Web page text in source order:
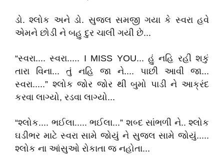
ડો. શ્લોક અને ડો. સુજલ સમજી ગયા કે સ્વરા હવે
એમને છોડી ને બહુ દુર ચાલી ગયી છે...
“સ્વરા.... સ્વરા..... I MISS YOU... હું નહિ રહી શકું
તારા વિના... તું નહિ જા ને.... પાછી આવી જા...
સ્વરા.....” શ્લોક જોર જોર થી બુમો પાડી ને આક્રંદ
કરવા લાગ્યો, રડવા લાગ્યો...
“શ્લોક.... ભઈલા..... ભઈલા...” શબ્દ સાંભળી ને.. શ્લોક
ઘડીભર માટે સ્વરા સામે જોયું ને સુજલ સામે જોયું.....
શ્લોક ના આંસુઓ રોકાતા જ નહોતા...